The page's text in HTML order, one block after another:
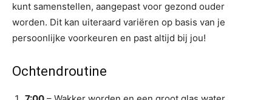
kunt samenstellen, aangepast voor gezond ouder
worden. Dit kan uiteraard variëren op basis van je
persoonlijke voorkeuren en past altijd bij jou!
Ochtendroutine